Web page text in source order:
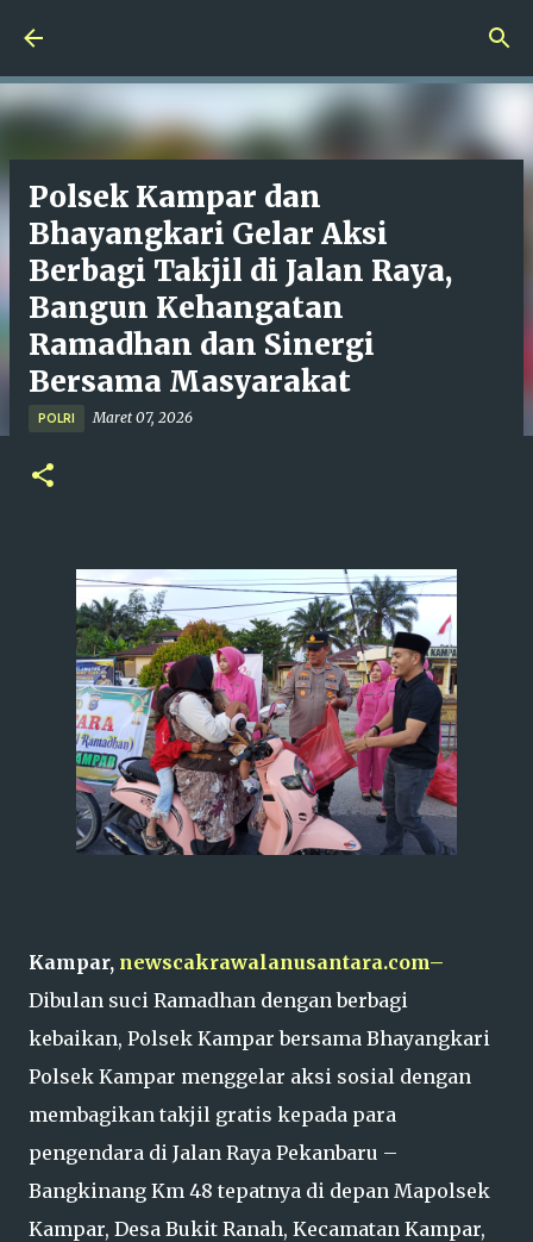
Polsek Kampar dan
Bhayangkari Gelar Aksi
Berbagi Takjil di Jalan Raya,
Bangun Kehangatan
Ramadhan dan Sinergi
Bersama Masyarakat
POLRI Maret 07, 2026
Kampar, newscakrawalanusantara.com–
Dibulan suci Ramadhan dengan berbagi
kebaikan, Polsek Kampar bersama Bhayangkari
Polsek Kampar menggelar aksi sosial dengan
membagikan takjil gratis kepada para
pengendara di Jalan Raya Pekanbaru –
Bangkinang Km 48 tepatnya di depan Mapolsek
Kampar, Desa Bukit Ranah, Kecamatan Kampar,